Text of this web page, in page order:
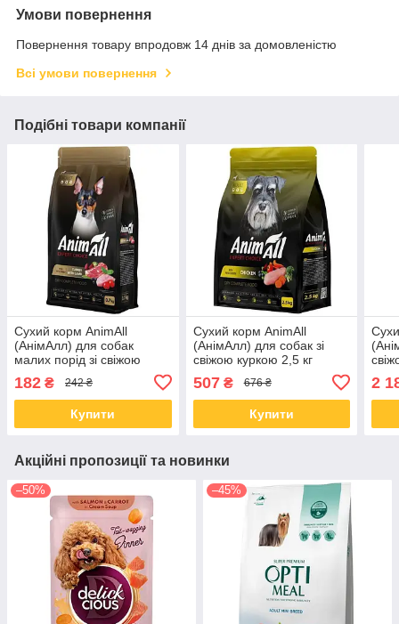
Умови повернення
Повернення товару впродовж 14 днів за домовленістю
Всі умови повернення
Подібні товари компанії
Сухий корм AnimAll
(АнімАлл) для собак
малих порід зі свіжою
індичкою та ягням 700 гр
182 ₴ 242 ₴
Купити
Сухий корм AnimAll
(АнімАлл) для собак зі
свіжою куркою 2,5 кг
507₴ 676 ₴
Купити
2
Акційні пропозиції та новинки
–50% –45%